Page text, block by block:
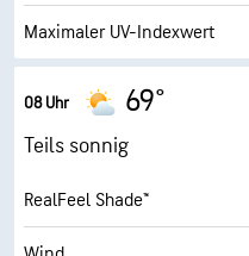
Maximaler UV-Indexwert
Luftfeuch.
Taupunkt
AccuLumen Brightness Index™
08 Uhr 69°
Teils sonnig
RealFeel Shade™